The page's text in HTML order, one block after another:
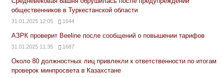
общественников в Туркестанской области
31.01.2025 12:05 1644
АЗРК проверит Beeline после сообщений о повышении тарифов
31.01.2025 11:35 1687
Около 80 должностных лиц привлекли к ответственности по итогам
проверок минпросвета в Казахстане